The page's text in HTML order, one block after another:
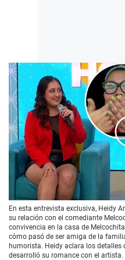
00:00 03:46
En esta entrevista exclusiva, Heidy
su relación con el comediante
convivencia en la casa de
cómo pasó de ser amiga de la
humorista. Heidy aclara los detalles
desarrolló su romance con el artista.